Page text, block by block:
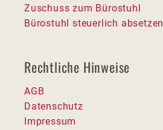
Zuschuss zum Bürostuhl
Bürostuhl steuerlich absetzen
Rechtliche Hinweise
AGB
Datenschutz
Impressum